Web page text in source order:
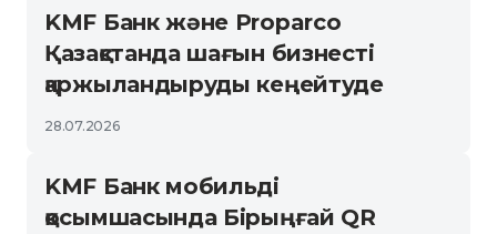
KMF Банк және Proparco
Қазақстанда шағын бизнесті
қаржыландыруды кеңейтуде
28.07.2026
KMF Банк мобильді
қосымшасында Бірыңғай QR